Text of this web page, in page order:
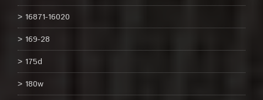
16871-16020
169-28
175d
180w